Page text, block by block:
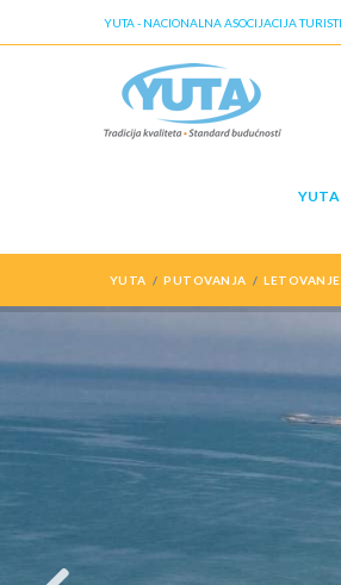
YUTA - NACIONALNA ASOCIJACIJA
YUTA
YUTA PUTOVANJA LETOVANJE